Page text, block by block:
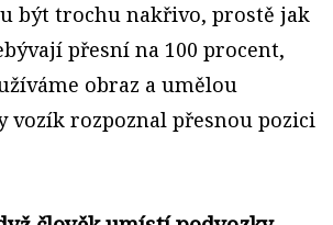
být trochu nakřivo, prostě jak
přesní na 100 procent,
obraz a umělou
vozík rozpoznal přesnou pozici